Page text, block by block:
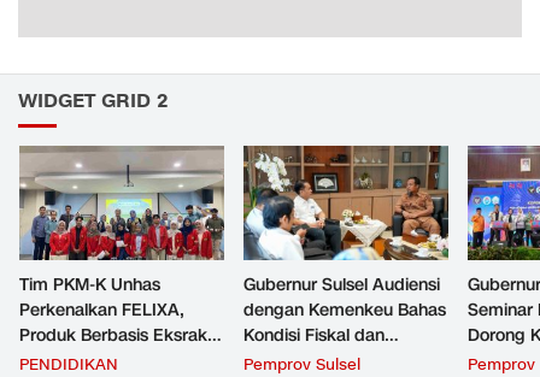
WIDGET GRID 2
Tim PKM-K Unhas
Perkenalkan FELIXA,
Produk Berbasis Eksrak
Buah Pare untuk
PENDIDIKAN
Gubernur Sulsel Audiensi
dengan Kemenkeu Bahas
Kondisi Fiskal dan
Transfer Keuangan
Pemprov Sulsel
Seminar
Dorong
Beri
Pemprov